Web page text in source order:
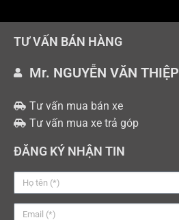
TƯ VẤN BÁN HÀNG
Mr. NGUYỄN VĂN THIỆP
Tư vấn mua bán xe
Tư vấn mua xe trả góp
ĐĂNG KÝ NHẬN TIN